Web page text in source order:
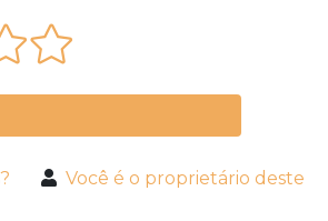
Você é o proprietário deste